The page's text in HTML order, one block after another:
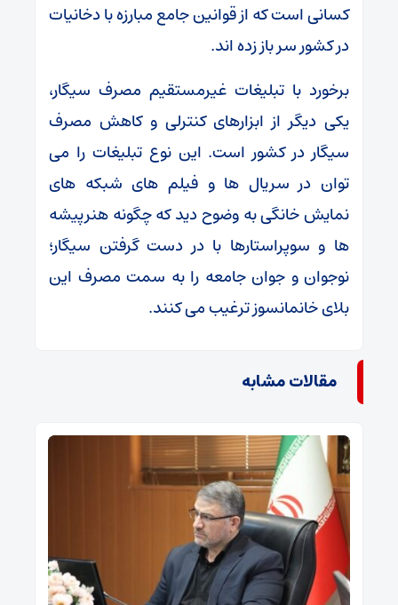
کسانی است که از قوانین جامع مبارزه با دخانیات
در کشور سر باز زده اند.
برخورد با تبلیغات غیرمستقیم مصرف سیگار،
یکی دیگر از ابزارهای کنترلی و کاهش مصرف
سیگار در کشور است. این نوع تبلیغات را می
توان در سریال ها و فیلم های شبکه های
نمایش خانگی به وضوح دید که چگونه هنرپیشه
ها و سوپراستارها با در دست گرفتن سیگار؛
نوجوان و جوان جامعه را به سمت مصرف این
بلای خانمانسوز ترغیب می کنند.
مقالات مشابه